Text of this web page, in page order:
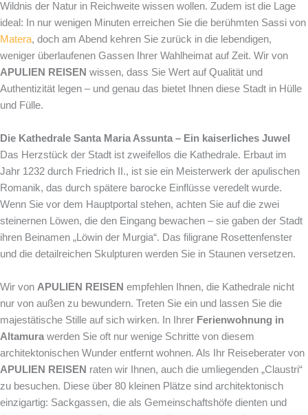
Wildnis der Natur in Reichweite wissen wollen. Zudem ist die Lage
ideal: In nur wenigen Minuten erreichen Sie die berühmten Sassi von
Matera, doch am Abend kehren Sie zurück in die lebendigen,
weniger überlaufenen Gassen Ihrer Wahlheimat auf Zeit. Wir von
APULIEN REISEN wissen, dass Sie Wert auf Qualität und
Authentizität legen – und genau das bietet Ihnen diese Stadt in Hülle
und Fülle.
Die Kathedrale Santa Maria Assunta – Ein kaiserliches Juwel
Das Herzstück der Stadt ist zweifellos die Kathedrale. Erbaut im
Jahr 1232 durch Friedrich II., ist sie ein Meisterwerk der apulischen
Romanik, das durch spätere barocke Einflüsse veredelt wurde.
Wenn Sie vor dem Hauptportal stehen, achten Sie auf die zwei
steinernen Löwen, die den Eingang bewachen – sie gaben der Stadt
ihren Beinamen „Löwin der Murgia“. Das filigrane Rosettenfenster
und die detailreichen Skulpturen werden Sie in Staunen versetzen.
Wir von APULIEN REISEN empfehlen Ihnen, die Kathedrale nicht
nur von außen zu bewundern. Treten Sie ein und lassen Sie die
majestätische Stille auf sich wirken. In Ihrer Ferienwohnung in
Altamura werden Sie oft nur wenige Schritte von diesem
architektonischen Wunder entfernt wohnen. Als Ihr Reiseberater von
APULIEN REISEN raten wir Ihnen, auch die umliegenden „Claustri“
zu besuchen. Diese über 80 kleinen Plätze sind architektonisch
einzigartig: Sackgassen, die als Gemeinschaftshöfe dienten und